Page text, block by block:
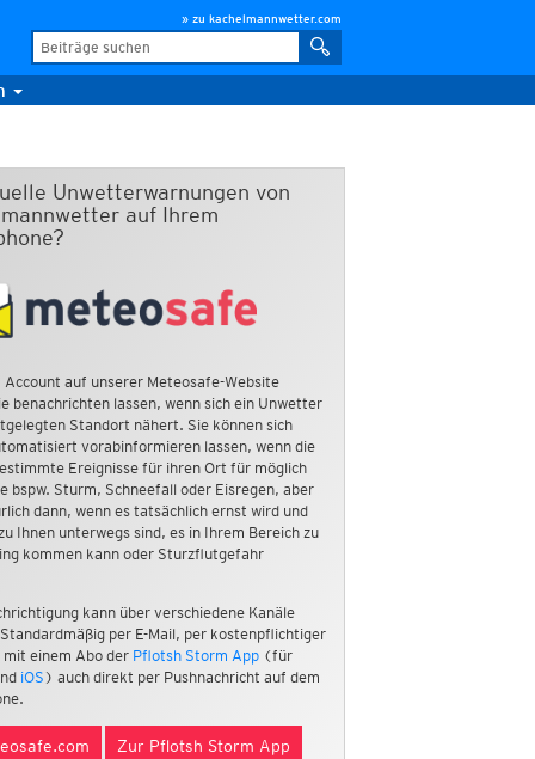
» zu kachelmannwetter.com
Unwetterwarnungen von
auf Ihrem
Account auf unserer Meteosafe-Website
benachrichten lassen, wenn sich ein Unwetter
Standort nähert. Sie können sich
vorabinformieren lassen, wenn die
Ereignisse für ihren Ort für möglich
bspw. Sturm, Schneefall oder Eisregen, aber
dann, wenn es tatsächlich ernst wird und
Ihnen unterwegs sind, es in Ihrem Bereich zu
kommen kann oder Sturzflutgefahr
kann über verschiedene Kanäle
per E-Mail, per kostenpflichtiger
mit einem Abo der Pflotsh Storm App(für
iOS ) auch direkt per Pushnachricht auf dem
Zur Pflotsh Storm App